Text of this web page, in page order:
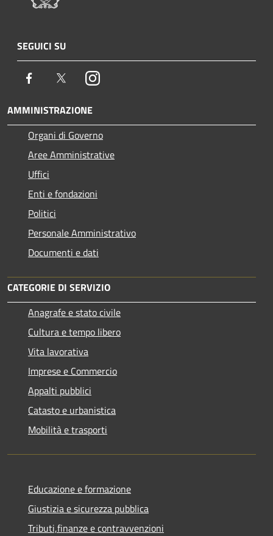
SEGUICI SU
Facebook TwitterInstagram
AMMINISTRAZIONE
Organi di Governo
Aree Amministrative
Uffici
Enti e fondazioni
Politici
Personale Amministrativo
Documenti e dati
CATEGORIE DI SERVIZIO
Anagrafe e stato civile
Cultura e tempo libero
Vita lavorativa
Imprese e Commercio
Appalti pubblici
Catasto e urbanistica
Mobilità e trasporti
Educazione e formazione
Giustizia e sicurezza pubblica
Tributi,finanze e contravvenzioni